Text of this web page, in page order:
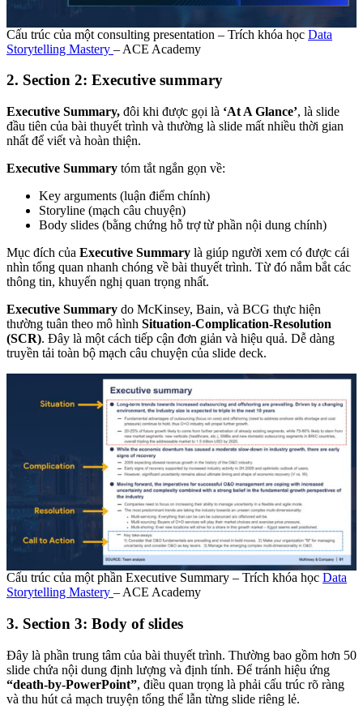
Cấu trúc của một consulting presentation – Trích khóa học Data
Storytelling Mastery – ACE Academy
2. Section 2: Executive summary
Executive Summary, đôi khi được gọi là ‘At A Glance’, là slide
đầu tiên của bài thuyết trình và thường là slide mất nhiều thời gian
nhất để viết và hoàn thiện.
Executive Summary tóm tắt ngắn gọn về:
Key arguments (luận điểm chính)
Storyline (mạch câu chuyện)
Body slides (bằng chứng hỗ trợ từ phần nội dung chính)
Mục đích của Executive Summary là giúp người xem có được cái
nhìn tổng quan nhanh chóng về bài thuyết trình. Từ đó nắm bắt các
thông tin, khuyến nghị quan trọng nhất.
Executive Summary do McKinsey, Bain, và BCG thực hiện
thường tuân theo mô hình Situation-Complication-Resolution
(SCR). Đây là một cách tiếp cận đơn giản và hiệu quả. Dễ dàng
truyền tải toàn bộ mạch câu chuyện của slide deck.
Cấu trúc của một phần Executive Summary – Trích khóa học Data
Storytelling Mastery – ACE Academy
3. Section 3: Body of slides
Đây là phần trung tâm của bài thuyết trình. Thường bao gồm hơn 50
slide chứa nội dung định lượng và định tính. Để tránh hiệu ứng
“death-by-PowerPoint”, điều quan trọng là phải cấu trúc rõ ràng
và thu hút cả mạch truyện tổng thể lẫn từng slide riêng lẻ.